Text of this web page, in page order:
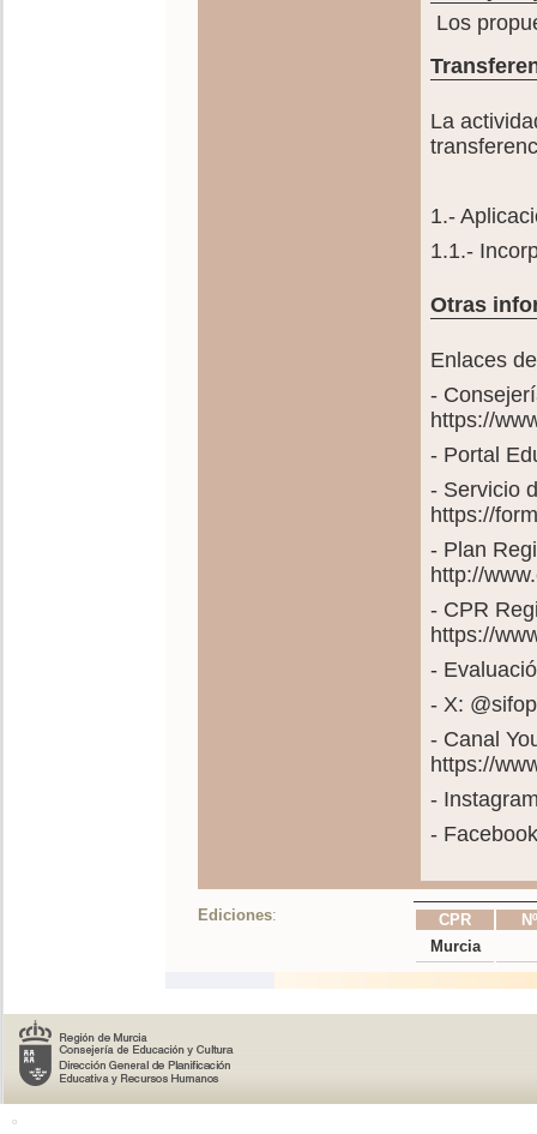
Los
La
1.-
1.1.-
Otras
Enlaces
-
https://
- Portal
- Servicio
https://
- Plan
http://
- CPR
https://
-
- X:
- Canal
https://
-
-
Ediciones: CPR
Murcia
o